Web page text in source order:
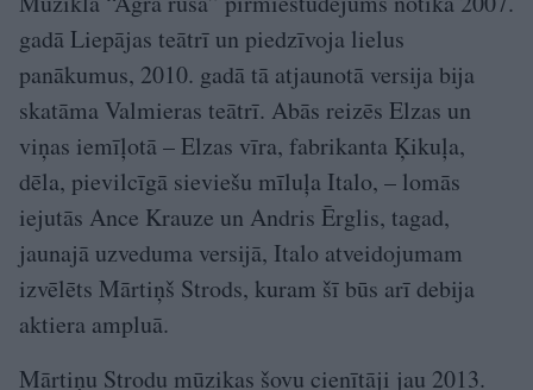
gadā Liepājas teātrī un piedzīvoja lielus
panākumus, 2010. gadā tā atjaunotā versija bija
skatāma Valmieras teātrī. Abās reizēs Elzas un
viņas iemīļotā – Elzas vīra, fabrikanta Ķikuļa,
dēla, pievilcīgā sieviešu mīluļa Italo, – lomās
iejutās Ance Krauze un Andris Ērglis, tagad,
jaunajā uzveduma versijā, Italo atveidojumam
izvēlēts Mārtiņš Strods, kuram šī būs arī debija
aktiera ampluā.
Mārtiņu Strodu mūzikas šovu cienītāji jau 2013.